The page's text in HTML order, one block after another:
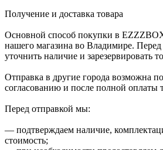
Получение и доставка товара
Основной способ покупки в
нашего магазина во Владимире.
уточнить наличие и зарезервировать
Отправка в другие города возможна
согласованию и после полной оплаты
Перед отправкой мы:
— подтверждаем наличие,
стоимость;